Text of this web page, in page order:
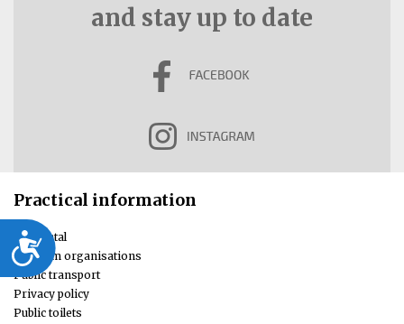
Dostępność
and stay up to date
Practical information
Car rental
Tourism organisations
Public transport
Privacy policy
Public toilets